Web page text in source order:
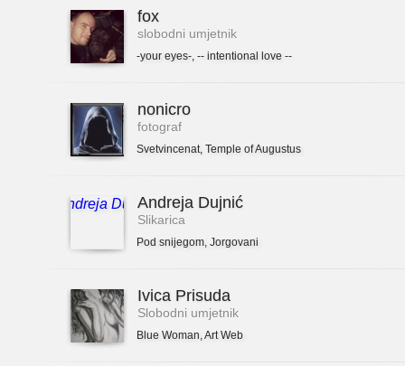
fox
slobodni umjetnik
-your eyes-, -- intentional love --
nonicro
fotograf
Svetvincenat, Temple of Augustus
Andreja Dujnić
Slikarica
Pod snijegom, Jorgovani
Ivica Prisuda
Slobodni umjetnik
Blue Woman,Art Web